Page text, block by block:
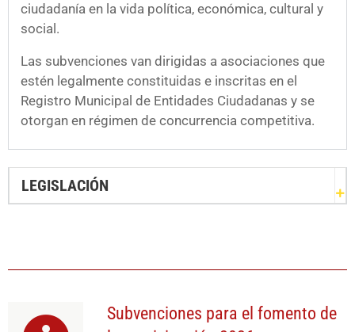
ciudadanía en la vida política, económica, cultural y
social.
Las subvenciones van dirigidas a asociaciones que
estén legalmente constituidas e inscritas en el
Registro Municipal de Entidades Ciudadanas y se
otorgan en régimen de concurrencia competitiva.
LEGISLACIÓN
Subvenciones para el fomento de